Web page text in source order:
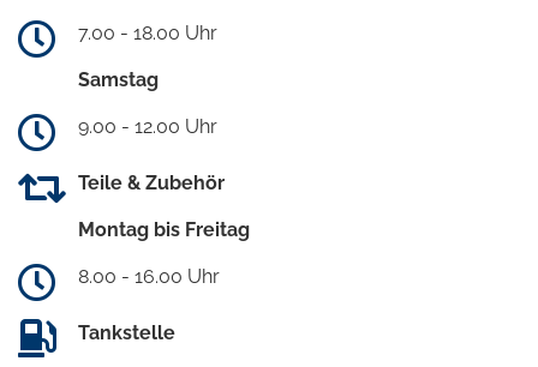
7.00 - 18.00 Uhr
Samstag
9.00 - 12.00 Uhr
Teile & Zubehör
Montag bis Freitag
8.00 - 16.00 Uhr
Tankstelle